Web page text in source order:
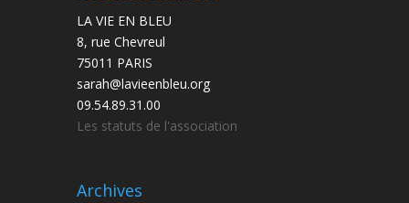
LA VIE EN BLEU
8, rue Chevreul
75011 PARIS
sarah@lavieenbleu.org
09.54.89.31.00
Les statuts de l'association
Archives